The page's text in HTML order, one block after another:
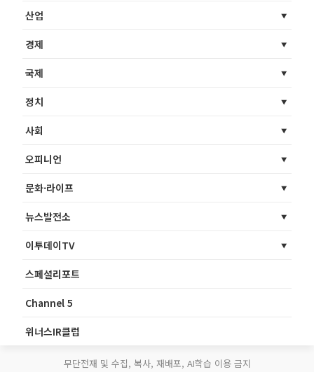
산업
경제
국제
정치
사회
오피니언
문화·라이프
뉴스발전소
이투데이TV
스페셜리포트
Channel 5
위너스IR클럽
무단전재 및 수집, 복사, 재배포, AI학습 이용 금지